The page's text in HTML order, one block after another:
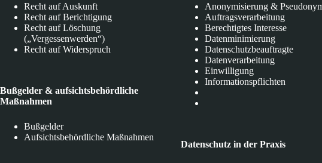
Recht auf Auskunft
Recht auf Berichtigung
Recht auf Löschung
(„Vergessenwerden“)
Recht auf Widerspruch
Bußgelder & aufsichtsbehördliche
Maßnahmen
Bußgelder
Aufsichtsbehördliche Maßnahmen
Anonymisierung &
Auftragsverarbeitung
Berechtigtes Interesse
Datenminimierung
Datenschutzbeauftragte
Datenverarbeitung
Einwilligung
Informationspflichten
Datenschutz in der Praxis